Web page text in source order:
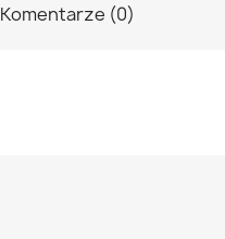
Komentarze (0)